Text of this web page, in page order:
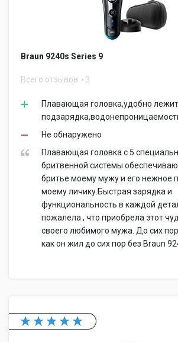
Braun 9240s Series 9
Всего отзывов 3
Плавающая головка,удобно
Не обнаружено
Плавающая головка с 5
бритвенной системы
бритье моему мужу и его нежное
моему личику.Быстрая зарядка и
функциональность в каждой
пожалела , что приобрела этот
своего любимого мужа. До сих
как он жил до сих пор без Braun